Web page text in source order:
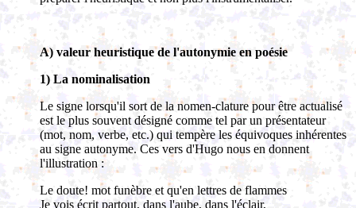
A) valeur heuristique de l'autonymie en poésie
1) La nominalisation
Le signe lorsqu'il sort de la nomen-clature pour être actualisé
est le plus souvent désigné comme tel par un présentateur
(mot, nom, verbe, etc.) qui tempère les équivoques inhérentes
au signe autonyme. Ces vers d'Hugo nous en donnent
l'illustration :
Le doute! mot funèbre et qu'en lettres de flammes
Je vois écrit partout, dans l'aube, dans l'éclair,